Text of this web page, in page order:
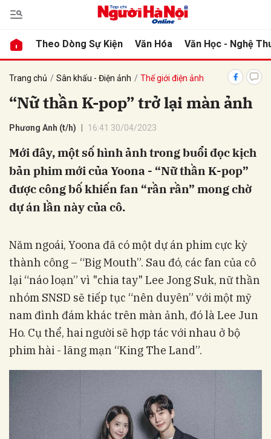
Theo Dòng Sự Kiện Văn Hóa Văn Học - Nghệ
Trang chủ Sân khấu - Điện ảnh Thế giới điện ảnh
“Nữ thần K-pop” trở lại màn ảnh
Phương Anh (t/h) 16:41 30/04/2023
Mới đây, một số hình ảnh trong buổi đọc kịch
bản phim mới của Yoona - “Nữ thần K-pop”
được công bố khiến fan “rần rần” mong chờ
dự án lần này của cô.
Năm ngoái, Yoona đã có một dự án phim cực kỳ
thành công – “Big Mouth”. Sau đó, các fan của cô
lại “náo loạn” vì "chia tay" Lee Jong Suk, nữ thần
nhóm SNSD sẽ tiếp tục “nên duyên” với một mỹ
nam đình đám khác trên màn ảnh, đó là Lee Jun
Ho. Cụ thể, hai người sẽ hợp tác với nhau ở bộ
phim hài - lãng mạn “King The Land”.
luận